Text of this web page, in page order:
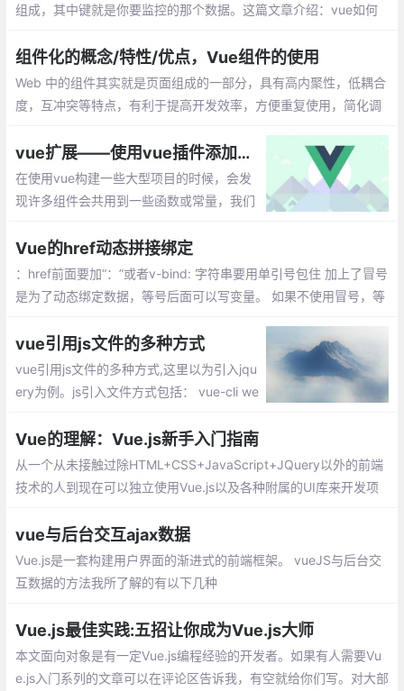
组成，其中键就是你要监控的那个数据。这篇文章介绍：vue如何
组件化的概念/特性/优点，Vue组件的使用
Web 中的组件其实就是页面组成的一部分，具有高内聚性，低耦合
度，互冲突等特点，有利于提高开发效率，方便重复使用，简化调
元素，封装可重用的代码。
vue扩展——使用vue插件添加全局方法属性
在使用vue构建一些大型项目的时候，会发
现许多组件会共用到一些函数或常量，我们
次就可以了，避免每个组件都重新写再一篇
的麻烦。
Vue的href动态拼接绑定
：href前面要加“：”或者v-bind: 字符串要用单引号包住 加上了冒号
是为了动态绑定数据，等号后面可以写变量。 如果不使用冒号，等
数据了
vue引用js文件的多种方式
vue引用js文件的多种方式,这里以为引入jqu
ery为例。js引入文件方式包括： vue-cli we
的方法、单vue页面引用内部js方法
Vue的理解：Vue.js新手入门指南
从一个从未接触过除HTML+CSS+JavaScript+JQuery以外的前端
技术的人到现在可以独立使用Vue.js以及各种附属的UI库来开发项
vue与后台交互ajax数据
Vue.js是一套构建用户界面的渐进式的前端框架。 vueJS与后台交
互数据的方法我所了解的有以下几种
Vue.js最佳实践:五招让你成为Vue.js大师
本文面向对象是有一定Vue.js编程经验的开发者。如果有人需要Vu
e.js入门系列的文章可以在评论区告诉我，有空就给你们写。对大部